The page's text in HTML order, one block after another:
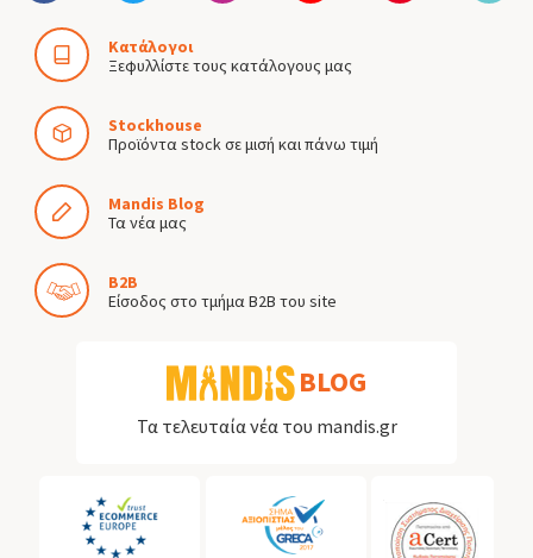
Κατάλογοι
Ξεφυλλίστε τους κατάλογους μας
Stockhouse
Προϊόντα stock σε μισή και πάνω τιμή
Mandis Blog
Τα νέα μας
B2B
Είσοδος στο τμήμα B2B του site
BLOG
Τα τελευταία νέα του mandis.gr